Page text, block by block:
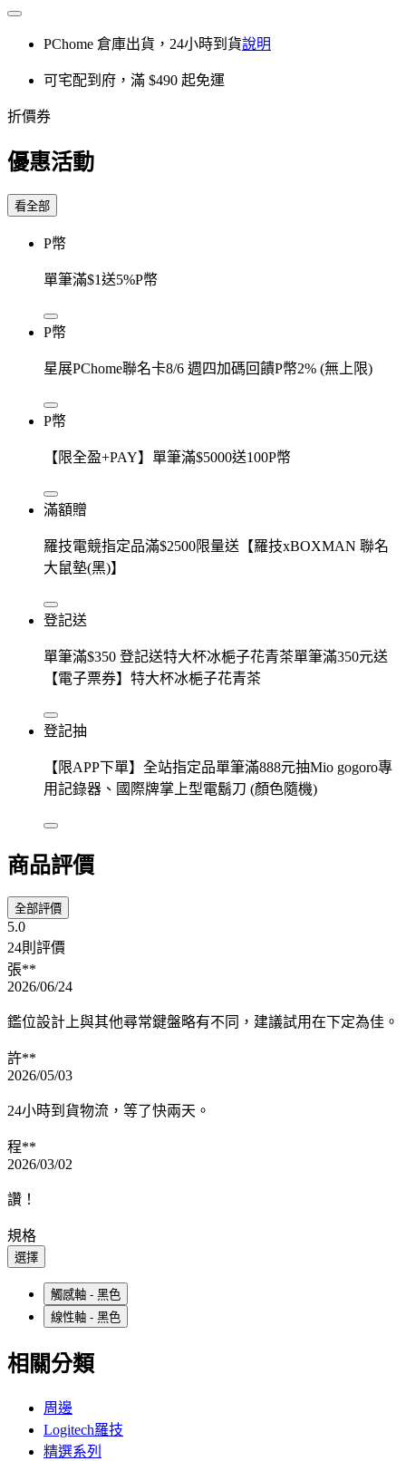
PChome 倉庫出貨，24小時到貨說明
可宅配到府，滿 $490 起免運
折價券
優惠活動
看全部
P幣
單筆滿$1送5%P幣
P幣
星展PChome聯名卡8/6 週四加碼回饋P幣2% (無上限)
P幣
【限全盈+PAY】單筆滿$5000送100P幣
滿額贈
羅技電競指定品滿$2500限量送【羅技xBOXMAN 聯名
大鼠墊(黑)】
登記送
單筆滿$350 登記送特大杯冰梔子花青茶單筆滿350元送
【電子票券】特大杯冰梔子花青茶
登記抽
【限APP下單】全站指定品單筆滿888元抽Mio gogoro專
用記錄器、國際牌掌上型電鬍刀 (顏色隨機)
商品評價
全部評價
5.0
24則評價
張**
2026/06/24
鑑位設計上與其他尋常鍵盤略有不同，建議試用在下定為佳。
許**
2026/05/03
24小時到貨物流，等了快兩天。
程**
2026/03/02
讚！
規格
選擇
觸感軸 - 黑色
線性軸 - 黑色
相關分類
周邊
Logitech羅技
精選系列